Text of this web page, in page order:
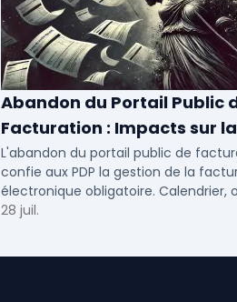
Abandon du Portail Public
Facturation : Impacts sur la
Facturation Électronique
Obligatoire
L'abandon du portail public de
confie aux PDP la gestion de la
électronique obligatoire. Calendrier,
et solutions pour TPE, PME et ETI.
28 juil.